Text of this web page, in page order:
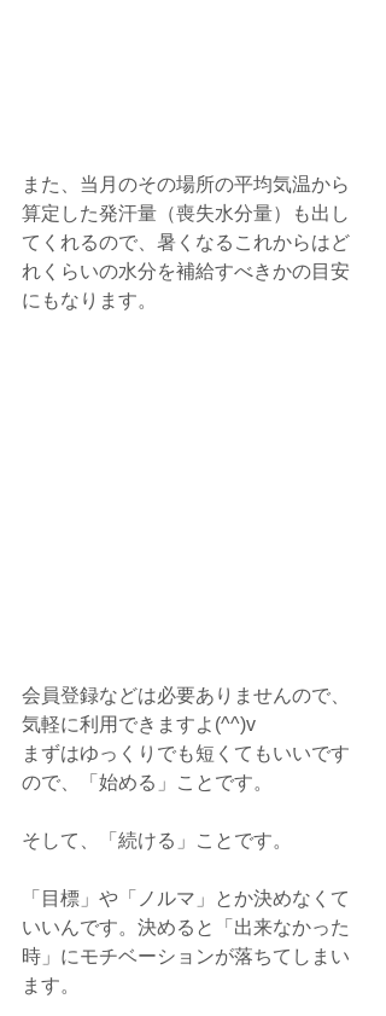
また、当月のその場所の平均気温から
算定した発汗量（喪失水分量）も出し
てくれるので、暑くなるこれからはど
れくらいの水分を補給すべきかの目安
にもなります。
会員登録などは必要ありませんので、
気軽に利用できますよ(^^)v
まずはゆっくりでも短くてもいいです
ので、「始める」ことです。
そして、「続ける」ことです。
「目標」や「ノルマ」とか決めなくて
いいんです。決めると「出来なかった
時」にモチベーションが落ちてしまい
ます。